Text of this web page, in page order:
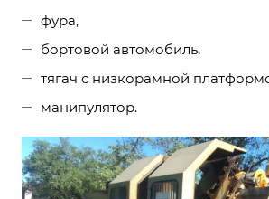
фура,
бортовой автомобиль,
тягач с низкорамной
манипулятор.